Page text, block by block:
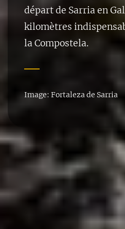
départ de Sarria en
kilomètres
la Compostela.
Image: Fortaleza de Sarria